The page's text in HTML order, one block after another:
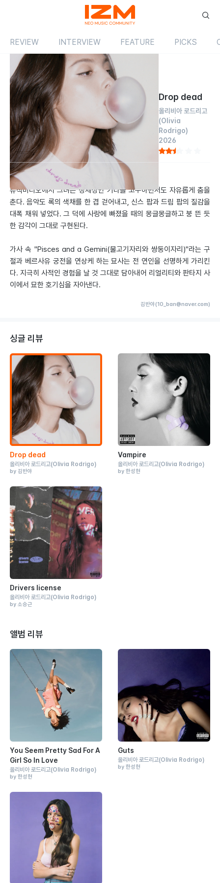
REVIEW INTERVIEW FEATURE PICKS
Review 싱글 해외
Drop dead
올리비아 로드리고
(Olivia
Rodrigo)
2026
by 김반야 2026.05.01
뮤직비디오에서 그녀는 정체성인 기타를 고수하면서도 자유롭게 춤을
춘다. 음악도 록의 색채를 한 겹 걷어내고, 신스 팝과 드림 팝의 질감을
대폭 채워 넣었다. 그 덕에 사랑에 빠졌을 때의 몽글몽글하고 붕 뜬 듯
한 감각이 그대로 구현된다.
가사 속 "Pisces and a Gemini(물고기자리와 쌍둥이자리)"라는 구
절과 베르사유 궁전을 연상케 하는 묘사는 전 연인을 선명하게 가리킨
다. 지극히 사적인 경험을 날 것 그대로 담아내어 리얼리티와 판타지 사
이에서 묘한 호기심을 자아낸다.
김반야(10_ban@naver.com)
싱글 리뷰
Drop dead
올리비아 로드리고(Olivia Rodrigo)
by 김반야
Vampire
올리비아 로드리고(Olivia Rodrigo)
by 한성현
Drivers license
올리비아 로드리고(Olivia Rodrigo)
by 소승근
앨범 리뷰
You Seem Pretty Sad For A
Girl So In Love
올리비아 로드리고(Olivia Rodrigo)
by 한성현
Guts
올리비아 로드리고(Olivia Rodrigo)
by 한성현